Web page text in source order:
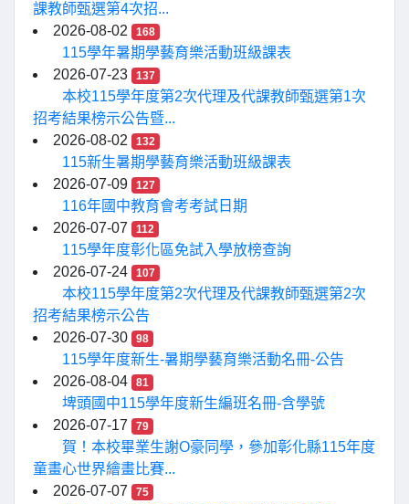
課教師甄選第4次招...
2026-08-02
168
115學年暑期學藝育樂活動班級課表
2026-07-23
137
本校115學年度第2次代理及代課教師甄選第1次
招考結果榜示公告暨...
2026-08-02
132
115新生暑期學藝育樂活動班級課表
2026-07-09
127
116年國中教育會考考試日期
2026-07-07
112
115學年度彰化區免試入學放榜查詢
2026-07-24
107
本校115學年度第2次代理及代課教師甄選第2次
招考結果榜示公告
2026-07-30
98
115學年度新生-暑期學藝育樂活動名冊-公告
2026-08-04
81
埤頭國中115學年度新生編班名冊-含學號
2026-07-17
79
賀！本校畢業生謝O豪同學，參加彰化縣115年度
童畫心世界繪畫比賽...
2026-07-07
75